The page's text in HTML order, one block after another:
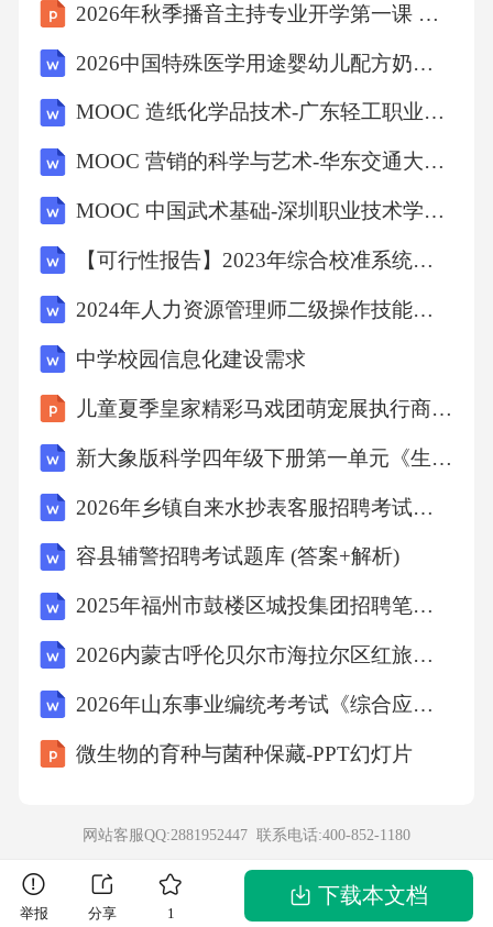
2026年秋季播音主持专业开学第一课 实习实践与能力提升教学设计
2026中国特殊医学用途婴幼儿配方奶粉临床试验设计规范研究
MOOC 造纸化学品技术-广东轻工职业技术学院 中国大学慕课答案
MOOC 营销的科学与艺术-华东交通大学 中国大学慕课答案
MOOC 中国武术基础-深圳职业技术学院 中国大学慕课答案
【可行性报告】2023年综合校准系统项目可行性研究分析报告
2024年人力资源管理师二级操作技能深度回顾
中学校园信息化建设需求
儿童夏季皇家精彩马戏团萌宠展执行商业地产嘉年华活动策划方案
新大象版科学四年级下册第一单元《生命世界》测试卷(含答案)
2026年乡镇自来水抄表客服招聘考试笔试试题（含答案）
容县辅警招聘考试题库 (答案+解析)
2025年福州市鼓楼区城投集团招聘笔试历年参考题库（含答案详解）
2026内蒙古呼伦贝尔市海拉尔区红旅文化旅游开发有限责任公司下属四家子公司招聘23人考试参考题库及答案详解
2026年山东事业编统考考试《综合应用能力》真题及答案解析
微生物的育种与菌种保藏-PPT幻灯片
网站客服QQ:2881952447 联系电话:400-852-1180
举报 分享 1
下载本文档